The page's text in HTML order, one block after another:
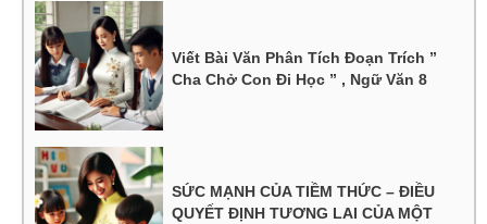
Viết Bài Văn Phân Tích Đoạn Trích ”
Cha Chở Con Đi Học ” , Ngữ Văn 8
SỨC MẠNH CỦA TIỀM THỨC – ĐIỀU
QUYẾT ĐỊNH TƯƠNG LAI CỦA MỘT